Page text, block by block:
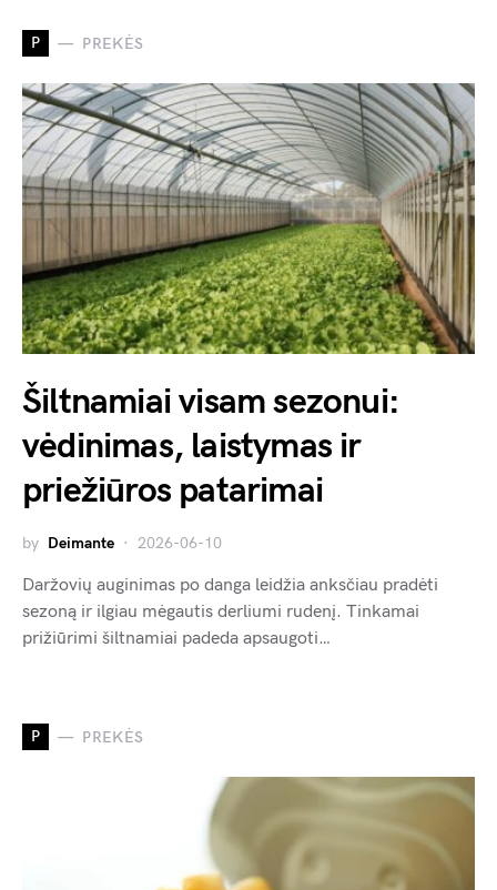
P PREKĖS
Šiltnamiai visam sezonui:
vėdinimas, laistymas ir
priežiūros patarimai
by Deimante 2026-06-10
Daržovių auginimas po danga leidžia anksčiau pradėti
sezoną ir ilgiau mėgautis derliumi rudenį. Tinkamai
prižiūrimi šiltnamiai padeda apsaugoti…
P PREKĖS